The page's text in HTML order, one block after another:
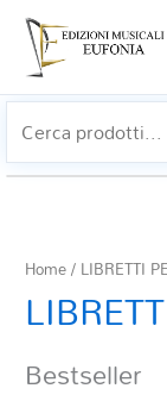
Home/ LIBRETTI
Bestseller